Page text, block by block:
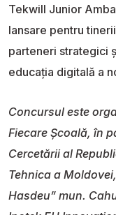
Tekwill Junior
lansare pentru
parteneri strategici
educația digitală a
Concursul este
Fiecare Școală, în
Cercetării al
Tehnica a
Hasdeu” mun.